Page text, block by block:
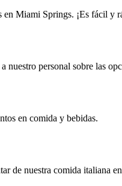
en Miami Springs. ¡Es fácil y
nuestro personal sobre las
en comida y bebidas.
de nuestra comida italiana